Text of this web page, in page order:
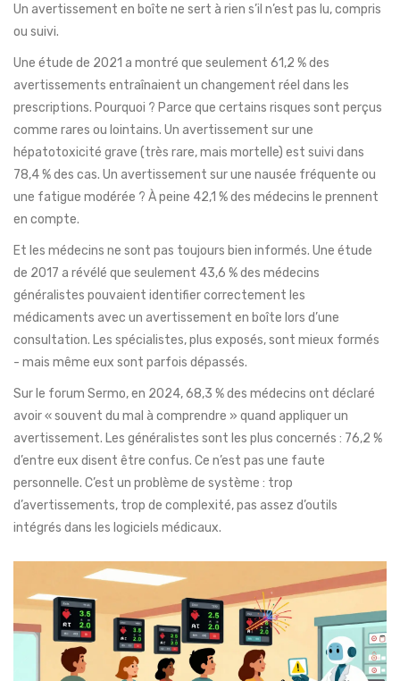
Un avertissement en boîte ne sert à rien s’il n’est pas lu, compris
ou suivi.
Une étude de 2021 a montré que seulement 61,2 % des
avertissements entraînaient un changement réel dans les
prescriptions. Pourquoi ? Parce que certains risques sont perçus
comme rares ou lointains. Un avertissement sur une
hépatotoxicité grave (très rare, mais mortelle) est suivi dans
78,4 % des cas. Un avertissement sur une nausée fréquente ou
une fatigue modérée ? À peine 42,1 % des médecins le prennent
en compte.
Et les médecins ne sont pas toujours bien informés. Une étude
de 2017 a révélé que seulement 43,6 % des médecins
généralistes pouvaient identifier correctement les
médicaments avec un avertissement en boîte lors d’une
consultation. Les spécialistes, plus exposés, sont mieux formés
- mais même eux sont parfois dépassés.
Sur le forum Sermo, en 2024, 68,3 % des médecins ont déclaré
avoir « souvent du mal à comprendre » quand appliquer un
avertissement. Les généralistes sont les plus concernés : 76,2 %
d’entre eux disent être confus. Ce n’est pas une faute
personnelle. C’est un problème de système : trop
d’avertissements, trop de complexité, pas assez d’outils
intégrés dans les logiciels médicaux.